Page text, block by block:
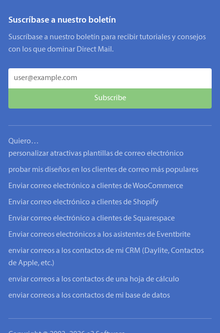
Suscríbase a nuestro boletín
Suscríbase a nuestro boletín para recibir tutoriales y consejos
con los que dominar Direct Mail.
Quiero…
personalizar atractivas plantillas de correo electrónico
probar mis diseños en los clientes de correo más populares
Enviar correo electrónico a clientes de WooCommerce
Enviar correo electrónico a clientes de Shopify
Enviar correo electrónico a clientes de Squarespace
Enviar correos electrónicos a los asistentes de Eventbrite
enviar correos a los contactos de mi CRM (Daylite, Contactos
de Apple, etc.)
enviar correos a los contactos de una hoja de cálculo
enviar correos a los contactos de mi base de datos